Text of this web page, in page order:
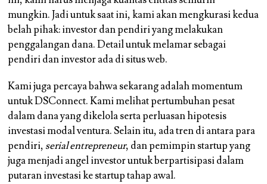
mungkin. Jadi untuk saat ini, kami akan mengkurasi kedua
belah pihak: investor dan pendiri yang melakukan
penggalangan dana. Detail untuk melamar sebagai
pendiri dan investor ada di situs web.
Kami juga percaya bahwa sekarang adalah momentum
untuk DSConnect. Kami melihat pertumbuhan pesat
dalam dana yang dikelola serta perluasan hipotesis
investasi modal ventura. Selain itu, ada tren di antara para
pendiri, serial entrepreneur, dan pemimpin startup yang
juga menjadi angel investor untuk berpartisipasi dalam
putaran investasi ke startup tahap awal.